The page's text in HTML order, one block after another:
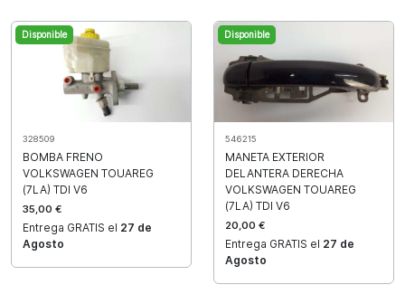
Disponible
328509
BOMBA FRENO
VOLKSWAGEN TOUAREG
(7LA) TDI V6
35,00 €
Entrega GRATIS el 27 de
Agosto
Disponible
546215
MANETA EXTERIOR
DELANTERA DERECHA
VOLKSWAGEN TOUAREG
(7LA) TDI V6
20,00 €
Entrega GRATIS el 27 de
Agosto